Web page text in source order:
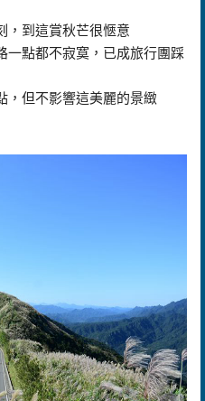
，到這賞秋芒很愜意
一點都不寂寞，已成旅行團踩
，但不影響這美麗的景緻